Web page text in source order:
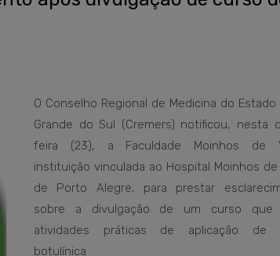
O Conselho Regional de Medicina do Estado
Grande do Sul (Cremers) notificou, nesta
feira (23), a Faculdade Moinhos de
instituição vinculada ao Hospital Moinhos
de Porto Alegre, para prestar
sobre a divulgação de um curso que
atividades práticas de aplicação de
botulínica